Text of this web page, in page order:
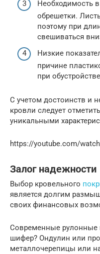
Необходимость в
обрешетки.
поэтому при
свешиваться
Низкие
причине
при
С учетом достоинств и
кровли следует
уникальными
https://youtube.com/
Залог надежности
Выбор кровельного
является долгим
своих финансовых
Современные рулонные
шифер? Ондулин или
металлочерепицы или